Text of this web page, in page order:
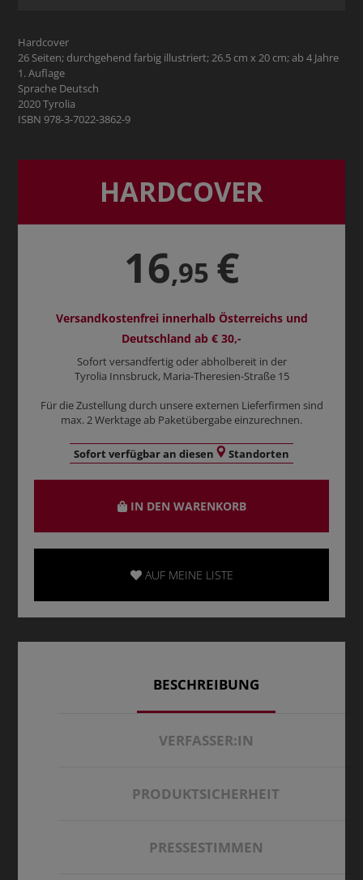
Hardcover
26 Seiten; durchgehend farbig illustriert; 26.5 cm x 20 cm; ab 4 Jahre
1. Auflage
Sprache Deutsch
2020 Tyrolia
ISBN 978-3-7022-3862-9
HARDCOVER
16,95 €
Versandkostenfrei innerhalb Österreichs und
Deutschland ab € 30,-
Sofort versandfertig oder abholbereit in der
Tyrolia Innsbruck, Maria-Theresien-Straße 15
Für die Zustellung durch unsere externen Lieferfirmen sind
max. 2 Werktage ab Paketübergabe einzurechnen.
Sofort verfügbar an diesen Standorten
IN DEN WARENKORB
AUF MEINE LISTE
BESCHREIBUNG
VERFASSER:IN
PRODUKTSICHERHEIT
PRESSESTIMMEN